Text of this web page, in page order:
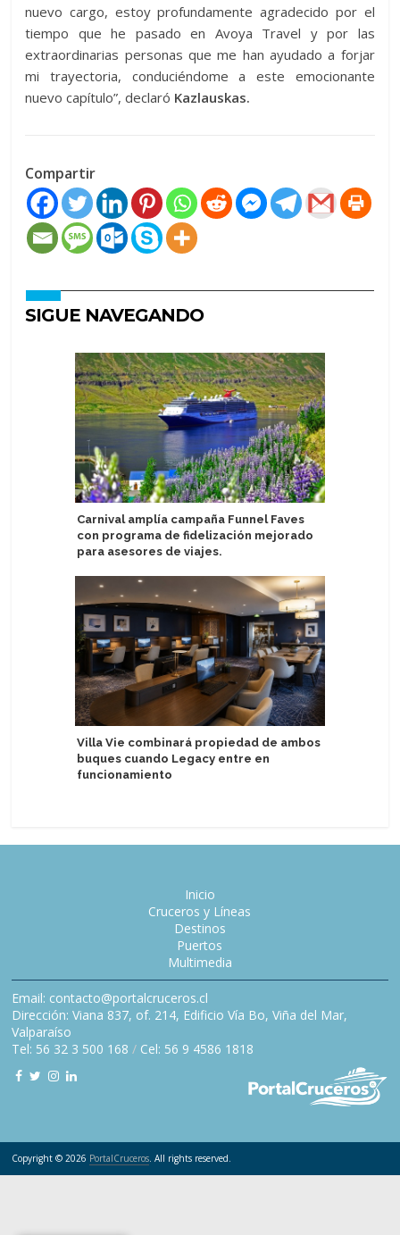
nuevo cargo, estoy profundamente agradecido por el
tiempo que he pasado en Avoya Travel y por las
extraordinarias personas que me han ayudado a forjar
mi trayectoria, conduciéndome a este emocionante
nuevo capítulo”, declaró Kazlauskas.
Compartir
SIGUE NAVEGANDO
Carnival amplía campaña Funnel Faves
con programa de fidelización mejorado
para asesores de viajes.
Villa Vie combinará propiedad de ambos
buques cuando Legacy entre en
funcionamiento
Inicio
Cruceros y Líneas
Destinos
Puertos
Multimedia
Email: contacto@portalcruceros.cl
Dirección: Viana 837, of. 214, Edificio Vía Bo, Viña del Mar,
Valparaíso
Tel: 56 32 3 500 168 / Cel: 56 9 4586 1818
Copyright © 2026 PortalCruceros. All rights reserved.